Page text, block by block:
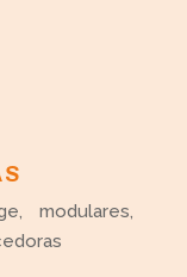
modulares,